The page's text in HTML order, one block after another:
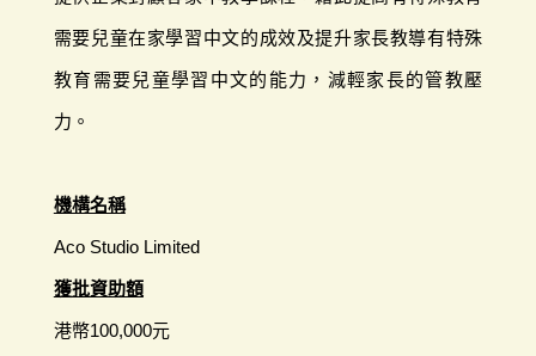
需要兒童在家學習中文的成效及提升家長教導有特殊
教育需要兒童學習中文的能力，減輕家長的管教壓
力。
機構名稱
Aco Studio Limited
獲批資助額
港幣100,000元